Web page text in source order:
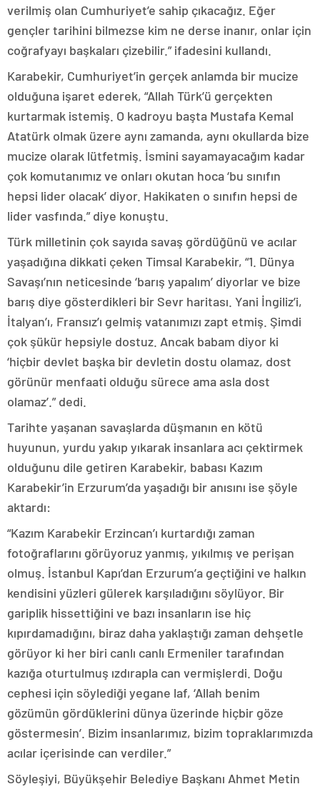
verilmiş olan Cumhuriyet’e sahip çıkacağız. Eğer
gençler tarihini bilmezse kim ne derse inanır, onlar için
coğrafyayı başkaları çizebilir.” ifadesini kullandı.
Karabekir, Cumhuriyet’in gerçek anlamda bir mucize
olduğuna işaret ederek, “Allah Türk’ü gerçekten
kurtarmak istemiş. O kadroyu başta Mustafa Kemal
Atatürk olmak üzere aynı zamanda, aynı okullarda bize
mucize olarak lütfetmiş. İsmini sayamayacağım kadar
çok komutanımız ve onları okutan hoca ‘bu sınıfın
hepsi lider olacak’ diyor. Hakikaten o sınıfın hepsi de
lider vasfında.” diye konuştu.
Türk milletinin çok sayıda savaş gördüğünü ve acılar
yaşadığına dikkati çeken Timsal Karabekir, “1. Dünya
Savaşı’nın neticesinde ‘barış yapalım’ diyorlar ve bize
barış diye gösterdikleri bir Sevr haritası. Yani İngiliz’i,
İtalyan’ı, Fransız’ı gelmiş vatanımızı zapt etmiş. Şimdi
çok şükür hepsiyle dostuz. Ancak babam diyor ki
‘hiçbir devlet başka bir devletin dostu olamaz, dost
görünür menfaati olduğu sürece ama asla dost
olamaz’.” dedi.
Tarihte yaşanan savaşlarda düşmanın en kötü
huyunun, yurdu yakıp yıkarak insanlara acı çektirmek
olduğunu dile getiren Karabekir, babası Kazım
Karabekir’in Erzurum’da yaşadığı bir anısını ise şöyle
aktardı:
“Kazım Karabekir Erzincan’ı kurtardığı zaman
fotoğraflarını görüyoruz yanmış, yıkılmış ve perişan
olmuş. İstanbul Kapı’dan Erzurum’a geçtiğini ve halkın
kendisini yüzleri gülerek karşıladığını söylüyor. Bir
gariplik hissettiğini ve bazı insanların ise hiç
kıpırdamadığını, biraz daha yaklaştığı zaman dehşetle
görüyor ki her biri canlı canlı Ermeniler tarafından
kazığa oturtulmuş ızdırapla can vermişlerdi. Doğu
cephesi için söylediği yegane laf, ‘Allah benim
gözümün gördüklerini dünya üzerinde hiçbir göze
göstermesin’. Bizim insanlarımız, bizim topraklarımızda
acılar içerisinde can verdiler.”
Söyleşiyi, Büyükşehir Belediye Başkanı Ahmet Metin